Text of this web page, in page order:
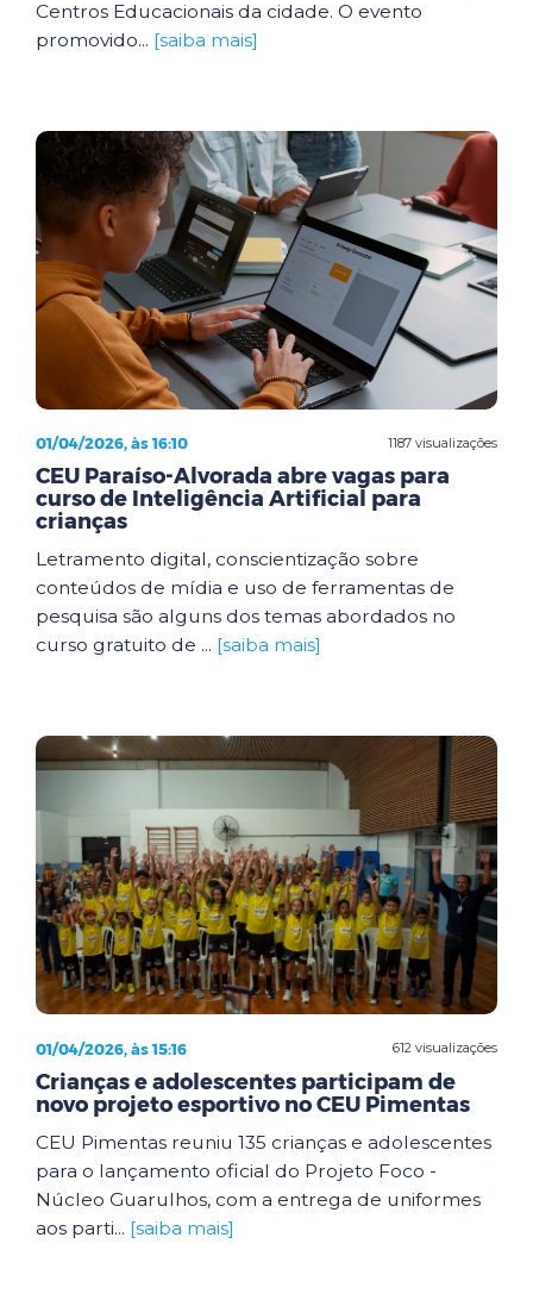
Centros Educacionais da cidade. O evento
promovido... [saiba mais]
1187 visualizações
01/04/2026, às 16:10
CEU Paraíso-Alvorada abre vagas para
curso de Inteligência Artificial para
crianças
Letramento digital, conscientização sobre
conteúdos de mídia e uso de ferramentas de
pesquisa são alguns dos temas abordados no
curso gratuito de ... [saiba mais]
612 visualizações
01/04/2026, às 15:16
Crianças e adolescentes participam de
novo projeto esportivo no CEU Pimentas
CEU Pimentas reuniu 135 crianças e adolescentes
para o lançamento oficial do Projeto Foco -
Núcleo Guarulhos, com a entrega de uniformes
aos parti... [saiba mais]